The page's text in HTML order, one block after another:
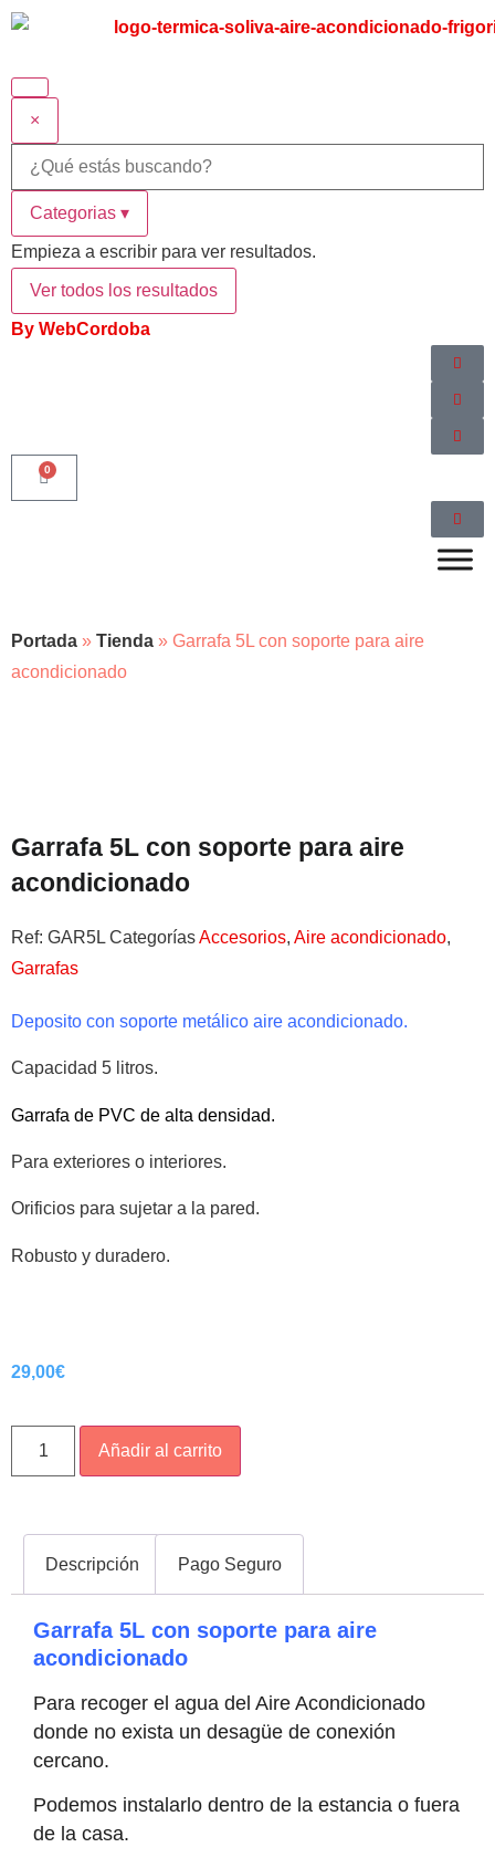
×
Categorias ▾
Empieza a escribir para ver resultados.
Ver todos los resultados
By WebCordoba
0
Portada » Tienda » Garrafa 5L con soporte para aire
acondicionado
Garrafa 5L con soporte para aire
acondicionado
Ref: GAR5L CategoríasAccesorios, Aire acondicionado,
Garrafas
Deposito con soporte metálico aire acondicionado.
Capacidad 5 litros.
Garrafa de PVC de alta densidad.
Para exteriores o interiores.
Orificios para sujetar a la pared.
Robusto y duradero.
29,00€
Añadir al carrito
Descripción Pago Seguro
Garrafa 5L con soporte para aire
acondicionado
Para recoger el agua del Aire Acondicionado
donde no exista un desagüe de conexión
cercano.
Podemos instalarlo dentro de la estancia o fuera
de la casa.